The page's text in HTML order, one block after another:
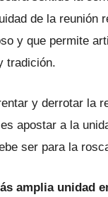
de la reunión
y que permite
tradición.
y derrotar la
apostar a la
ser para la
amplia unidad